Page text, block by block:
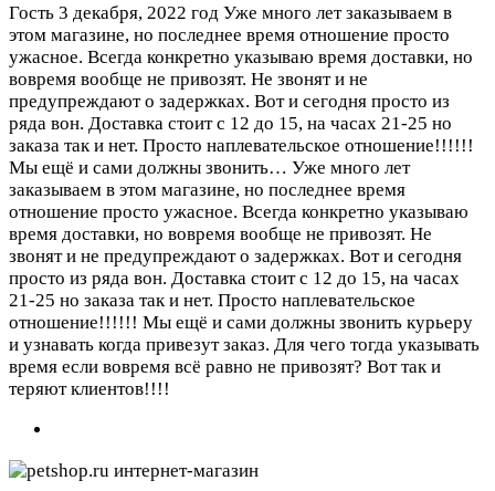
Гость 3 декабря, 2022 год Уже много лет заказываем в
этом магазине, но последнее время отношение просто
ужасное. Всегда конкретно указываю время доставки, но
вовремя вообще не привозят. Не звонят и не
предупреждают о задержках. Вот и сегодня просто из
ряда вон. Доставка стоит с 12 до 15, на часах 21-25 но
заказа так и нет. Просто наплевательское отношение!!!!!!
Мы ещё и сами должны звонить… Уже много лет
заказываем в этом магазине, но последнее время
отношение просто ужасное. Всегда конкретно указываю
время доставки, но вовремя вообще не привозят. Не
звонят и не предупреждают о задержках. Вот и сегодня
просто из ряда вон. Доставка стоит с 12 до 15, на часах
21-25 но заказа так и нет. Просто наплевательское
отношение!!!!!! Мы ещё и сами должны звонить курьеру
и узнавать когда привезут заказ. Для чего тогда указывать
время если вовремя всё равно не привозят? Вот так и
теряют клиентов!!!!